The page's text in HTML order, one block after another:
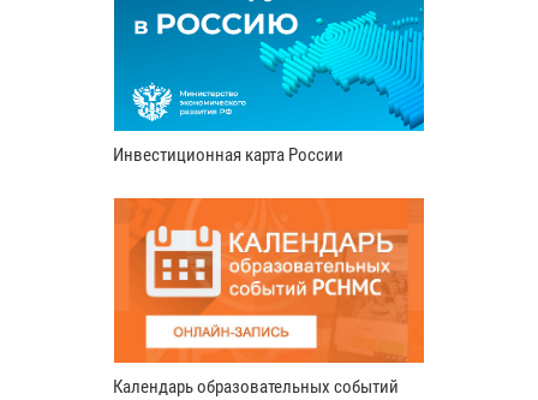
Инвестиционная карта России
Календарь образовательных событий